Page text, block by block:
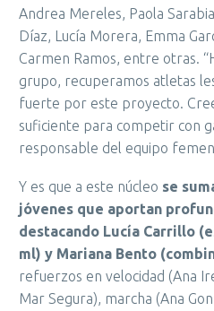
Andrea Mereles, Paola
Díaz, Lucía Morera, Emma
Carmen Ramos, entre otras.
grupo, recuperamos atletas
fuerte por este proyecto.
suficiente para competir con
responsable del equipo
Y es que a este núcleo se
jóvenes que aportan
destacando Lucía Carrillo
ml) y Mariana Bento
refuerzos en velocidad (Ana
Mar Segura), marcha (Ana